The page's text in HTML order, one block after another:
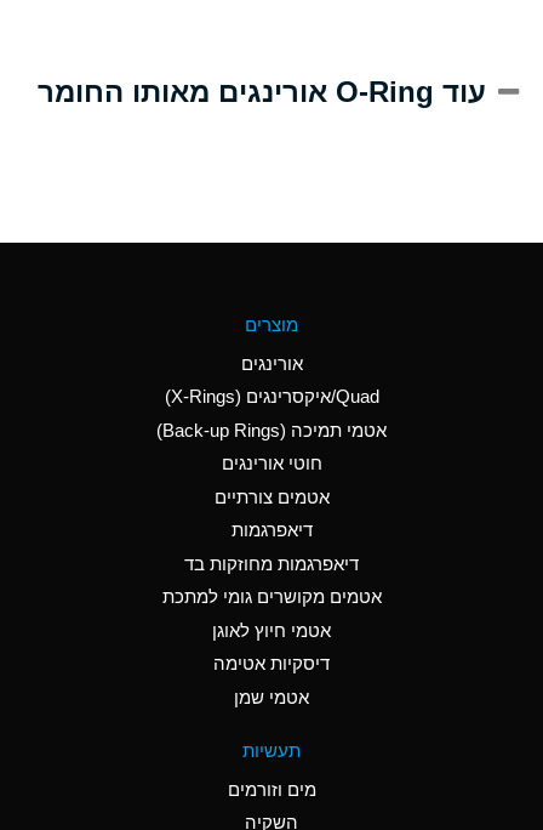
(Aqueous)
Aluminum Nitrate
(Aqueous)
Aluminum Phosphate
Ammonia Anhydrous
B
Ammonia Gas (cold)
A
Ammonia Gas (hot)
עוד O-Ring אורינגים מאותו החומר
מוצרים
אורינגים
Quad/איקסרינגים (X-Rings)
אטמי תמיכה (Back-up Rings)
חוטי אורינגים
אטמים צורתיים
דיאפרגמות
דיאפרגמות מחוזקות בד
אטמים מקושרים גומי למתכת
אטמי חיוץ לאוגן
דיסקיות אטימה
אטמי שמן
תעשיות
מים וזורמים
השקיה